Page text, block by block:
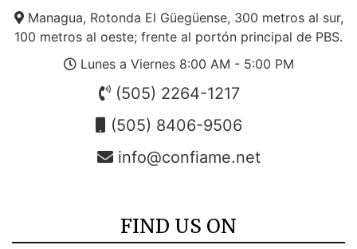
Managua, Rotonda El Güegüense, 300 metros al sur,
100 metros al oeste; frente al portón principal de PBS.
Lunes a Viernes 8:00 AM - 5:00 PM
(505) 2264-1217
(505) 8406-9506
info@confiame.net
FIND US ON